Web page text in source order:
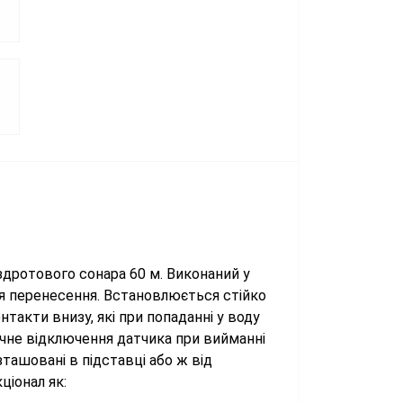
сонара 60 м. Виконаний у
Встановлюється стійко
внизу, які при попаданні у воду
відключення датчика при вийманні
в підставці або ж від
як: